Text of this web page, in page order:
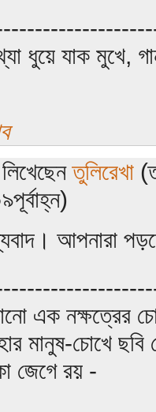
ধুয়ে যাক মুখে,
তুলিরেখা
আপনারা
এক নক্ষত্রের
মানুষ-চোখে ছবি
জেগে রয় -